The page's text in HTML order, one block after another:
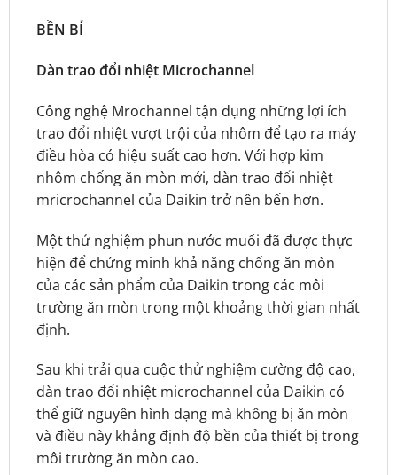
BỀN BỈ
Dàn trao đổi nhiệt Microchannel
Công nghệ Mrochannel tận dụng những lợi ích
trao đổi nhiệt vượt trội của nhôm để tạo ra máy
điều hòa có hiệu suất cao hơn. Với hợp kim
nhôm chống ăn mòn mới, dàn trao đổi nhiệt
mricrochannel của Daikin trở nên bến hơn.
Một thử nghiệm phun nước muối đã được thực
hiện để chứng minh khả năng chống ăn mòn
của các sản phẩm của Daikin trong các môi
trường ăn mòn trong một khoảng thời gian nhất
định.
Sau khi trải qua cuộc thử nghiệm cường độ cao,
dàn trao đổi nhiệt microchannel của Daikin có
thể giữ nguyên hình dạng mà không bị ăn mòn
và điều này khẳng định độ bền của thiết bị trong
môi trường ăn mòn cao.